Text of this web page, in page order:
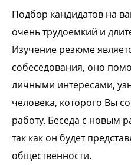
Подбор кандидатов на
очень трудоемкий и
Изучение резюме
собеседования, оно
личными интересами,
человека, которого Вы
работу. Беседа с новым
так как он будет
общественности.